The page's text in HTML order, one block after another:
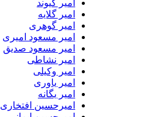
امیر کیوند
امیر گلایه
امیر گوهری
امیر مسعود امیری
امیر مسعود صدیق
امیر نشاطی
امیر وکیلی
امیر یاوری
امیر یگانه
امیرحسین افتخاری